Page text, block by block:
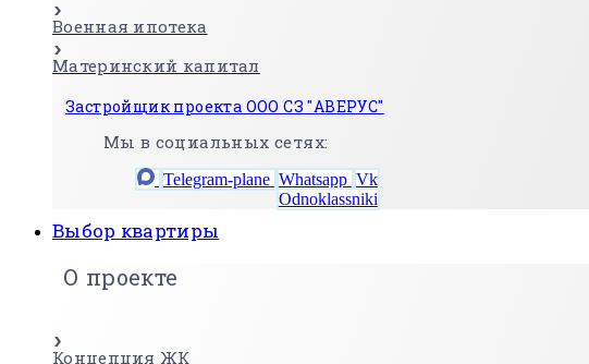
Военная ипотека
Материнский капитал
Застройщик проекта ООО СЗ "АВЕРУС"
Мы в социальных сетях:
Telegram-plane Whatsapp Vk
Odnoklassniki
Выбор квартиры
О проекте
Концепция ЖК